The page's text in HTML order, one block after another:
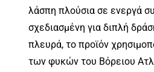
λάσπη πλούσια σε ενεργά
σχεδιασμένη για διπλή
πλευρά, το προϊόν
των φυκών του Βόρειου